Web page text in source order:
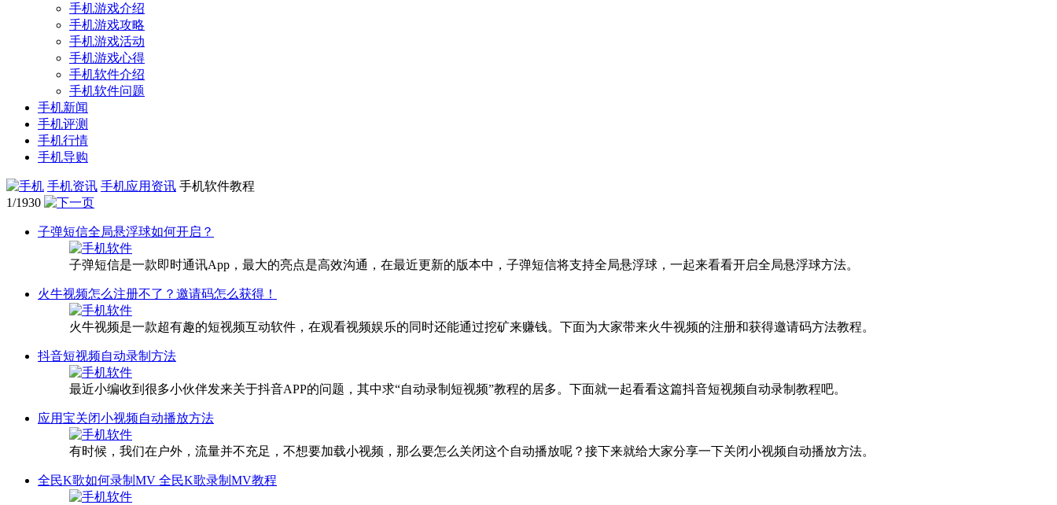
手机游戏介绍
手机游戏攻略
手机游戏活动
手机游戏心得
手机软件介绍
手机软件问题
手机新闻
手机评测
手机行情
手机导购
手机资讯 手机应用资讯 手机软件教程
1/1930
子弹短信全局悬浮球如何开启？
子弹短信是一款即时通讯App，最大的亮点是高效沟通，在最近更新的版本中，子弹短信将支持全局悬浮球，一起来看看开启全局悬浮球方法。
火牛视频怎么注册不了？邀请码怎么获得！
火牛视频是一款超有趣的短视频互动软件，在观看视频娱乐的同时还能通过挖矿来赚钱。下面为大家带来火牛视频的注册和获得邀请码方法教程。
抖音短视频自动录制方法
最近小编收到很多小伙伴发来关于抖音APP的问题，其中求“自动录制短视频”教程的居多。下面就一起看看这篇抖音短视频自动录制教程吧。
应用宝关闭小视频自动播放方法
有时候，我们在户外，流量并不充足，不想要加载小视频，那么要怎么关闭这个自动播放呢？接下来就给大家分享一下关闭小视频自动播放方法。
全民K歌如何录制MV 全民K歌录制MV教程